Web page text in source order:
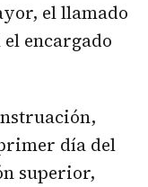
el llamado
encargado
día del
superior,